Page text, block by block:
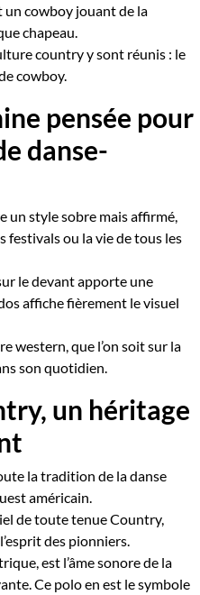
cowboy jouant de la
chapeau.
country y sont réunis : le
cowboy.
pensée pour
danse-
un style sobre mais affirmé,
festivals ou la vie de tous les
le devant apporte une
affiche fièrement le visuel
western, que l’on soit sur la
son quotidien.
un héritage
la tradition de la danse
américain.
de toute tenue Country,
des pionniers.
est l’âme sonore de la
Ce polo en est le symbole